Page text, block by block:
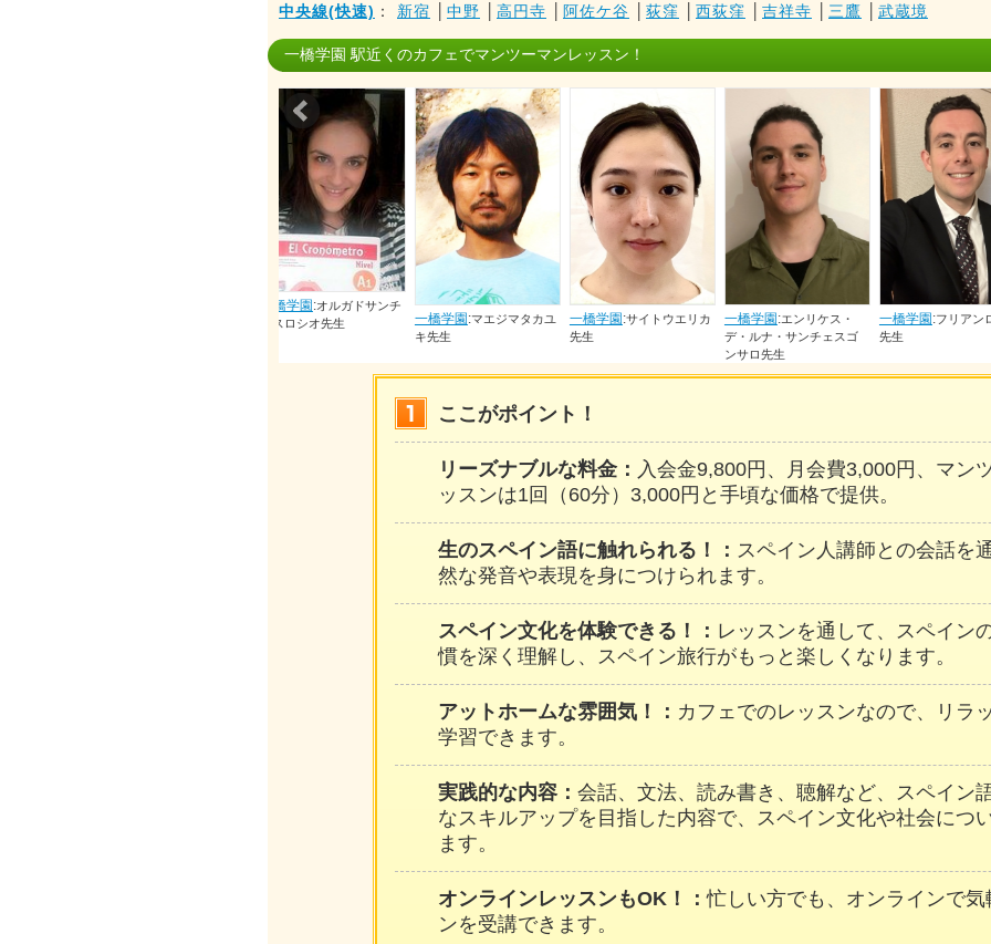
中央線(快速) ： 新宿 中野 高円寺 阿佐ケ谷 荻窪 西荻窪 吉祥寺 三鷹 武蔵境
一橋学園 駅近くのカフェでマンツーマンレッスン！
一橋学園:マエジマタカユ
一橋学園:サイトウエリカ
先生
一橋学園:エンリケス・
デ・ルナ・サンチェスゴ
一橋学園:フリアンロペス
先生
ウゴ
テロ先生
ここがポイント！
リーズナブルな料金： 入会金9,800円、月会費3,000円、マン
ッスンは1回（60分）3,000円と手頃な価格で提供。
生のスペイン語に触れられる！： スペイン人講師との会話を
然な発音や表現を身につけられます。
スペイン文化を体験できる！： レッスンを通して、スペイン
慣を深く理解し、スペイン旅行がもっと楽しくなります。
アットホームな雰囲気！： カフェでのレッスンなので、リラ
学習できます。
実践的な内容： 会話、文法、読み書き、聴解など、スペイン
なスキルアップを目指した内容で、スペイン文化や社会につ
ます。
オンラインレッスンもOK！：忙しい方でも、オンラインで気
ンを受講できます。